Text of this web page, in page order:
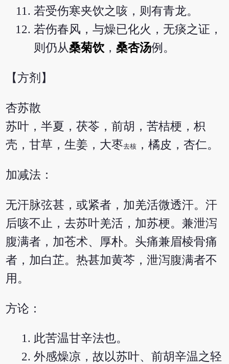
若受伤寒夹饮之咳，则有青龙。
若伤春风，与燥已化火，无痰之证，
则仍从桑菊饮 ，桑杏汤例。
【方剂】
杏苏散
苏叶，半夏，茯苓，前胡，苦桔梗，枳
壳，甘草，生姜，大枣去核 ，橘皮，杏仁。
加减法：
无汗脉弦甚，或紧者，加羌活微透汗。汗
后咳不止，去苏叶羌活，加苏梗。兼泄泻
腹满者，加苍术、厚朴。头痛兼眉棱骨痛
者，加白芷。热甚加黄芩，泄泻腹满者不
用。
方论：
此苦温甘辛法也。
外感燥凉，故以苏叶、前胡辛温之轻